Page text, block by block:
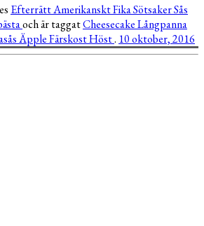
EfterrättAmerikansktFikaSötsakerSås
och är taggatCheesecakeLångpanna
ÄppleFärskostHöst. 10 oktober, 2016